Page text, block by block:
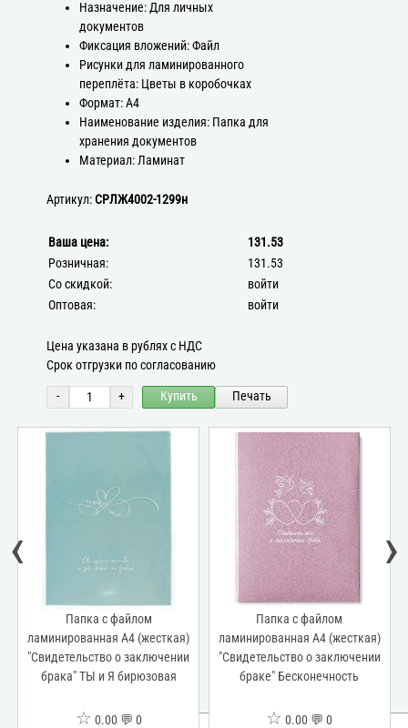
Назначение: Для личных
документов
Фиксация вложений: Файл
Рисунки для ламинированного
переплёта: Цветы в коробочках
Формат: А4
Наименование изделия: Папка для
хранения документов
Материал: Ламинат
Артикул:СРЛЖ4002-1299н
Ваша цена:
131.53
Розничная:
131.53
Со скидкой:
войти
Оптовая:
войти
Цена указана в рублях с НДС
Срок отгрузки по согласованию
- + Купить Печать
Папка с файлом
ламинированная А4 (жесткая)
"Свидетельство о заключении
браке" Бесконечность
☆ 0.00 💬 0
Папка с файлом
ламинированная А4 (жесткая)
"Свидетельство о заключении
брака" ТЫ и Я розовая
☆0.00 💬 0
‹ ›